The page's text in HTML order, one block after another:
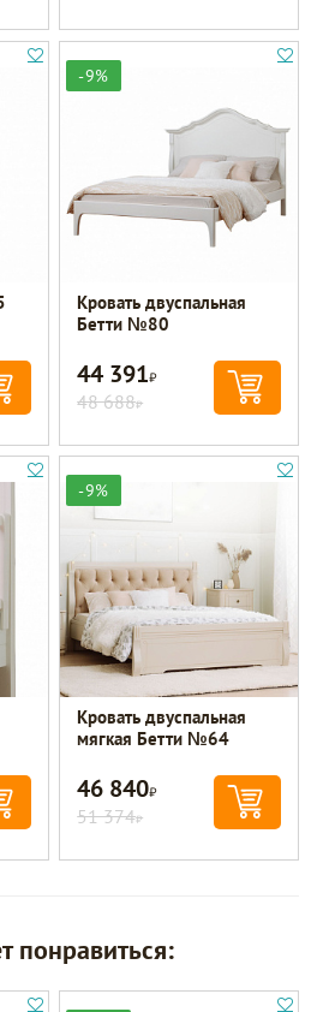
-9%
Кровать двуспальная
Бетти №80
44 391Р
48 688Р
-9%
Кровать двуспальная
мягкая Бетти №64
46 840Р
51 374Р
понравиться: